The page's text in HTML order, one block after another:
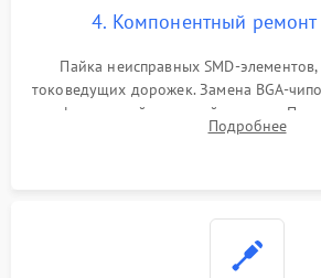
4. Компонентный ремонт
Пайка неисправных SMD-элементов,
токоведущих дорожек. Замена BGA-
инфракрасной паяльной станции.
BIOS или замена поврежденных
Подробнее